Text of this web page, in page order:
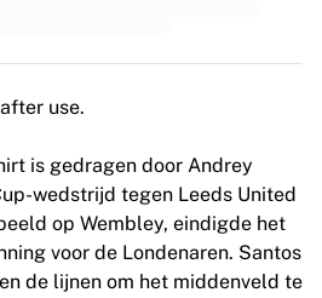
use.
is gedragen door Andrey
wedstrijd tegen Leeds United
op Wembley, eindigde het
voor de Londenaren. Santos
de lijnen om het middenveld te